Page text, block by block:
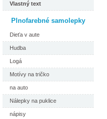
Vlastný text
Plnofarebné samolepky
Dieťa v aute
Hudba
Logá
Motívy na tričko
na auto
Nálepky na puklice
nápisy